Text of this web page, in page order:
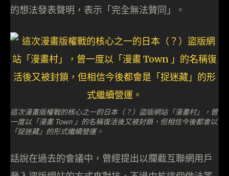
的想法發表聲明，表示「完全無法贊同」。
這次漫畫版權戰的核心之一的日本（？）盜版網站「漫畫村」，曾
一度以「漫畫 Town 」的名稱復活後又被封鎖，但相信今後都會以
「捉迷藏」的形式繼續營運。
話說在過去的會議中，曾經提出以攔截互聯網用戶